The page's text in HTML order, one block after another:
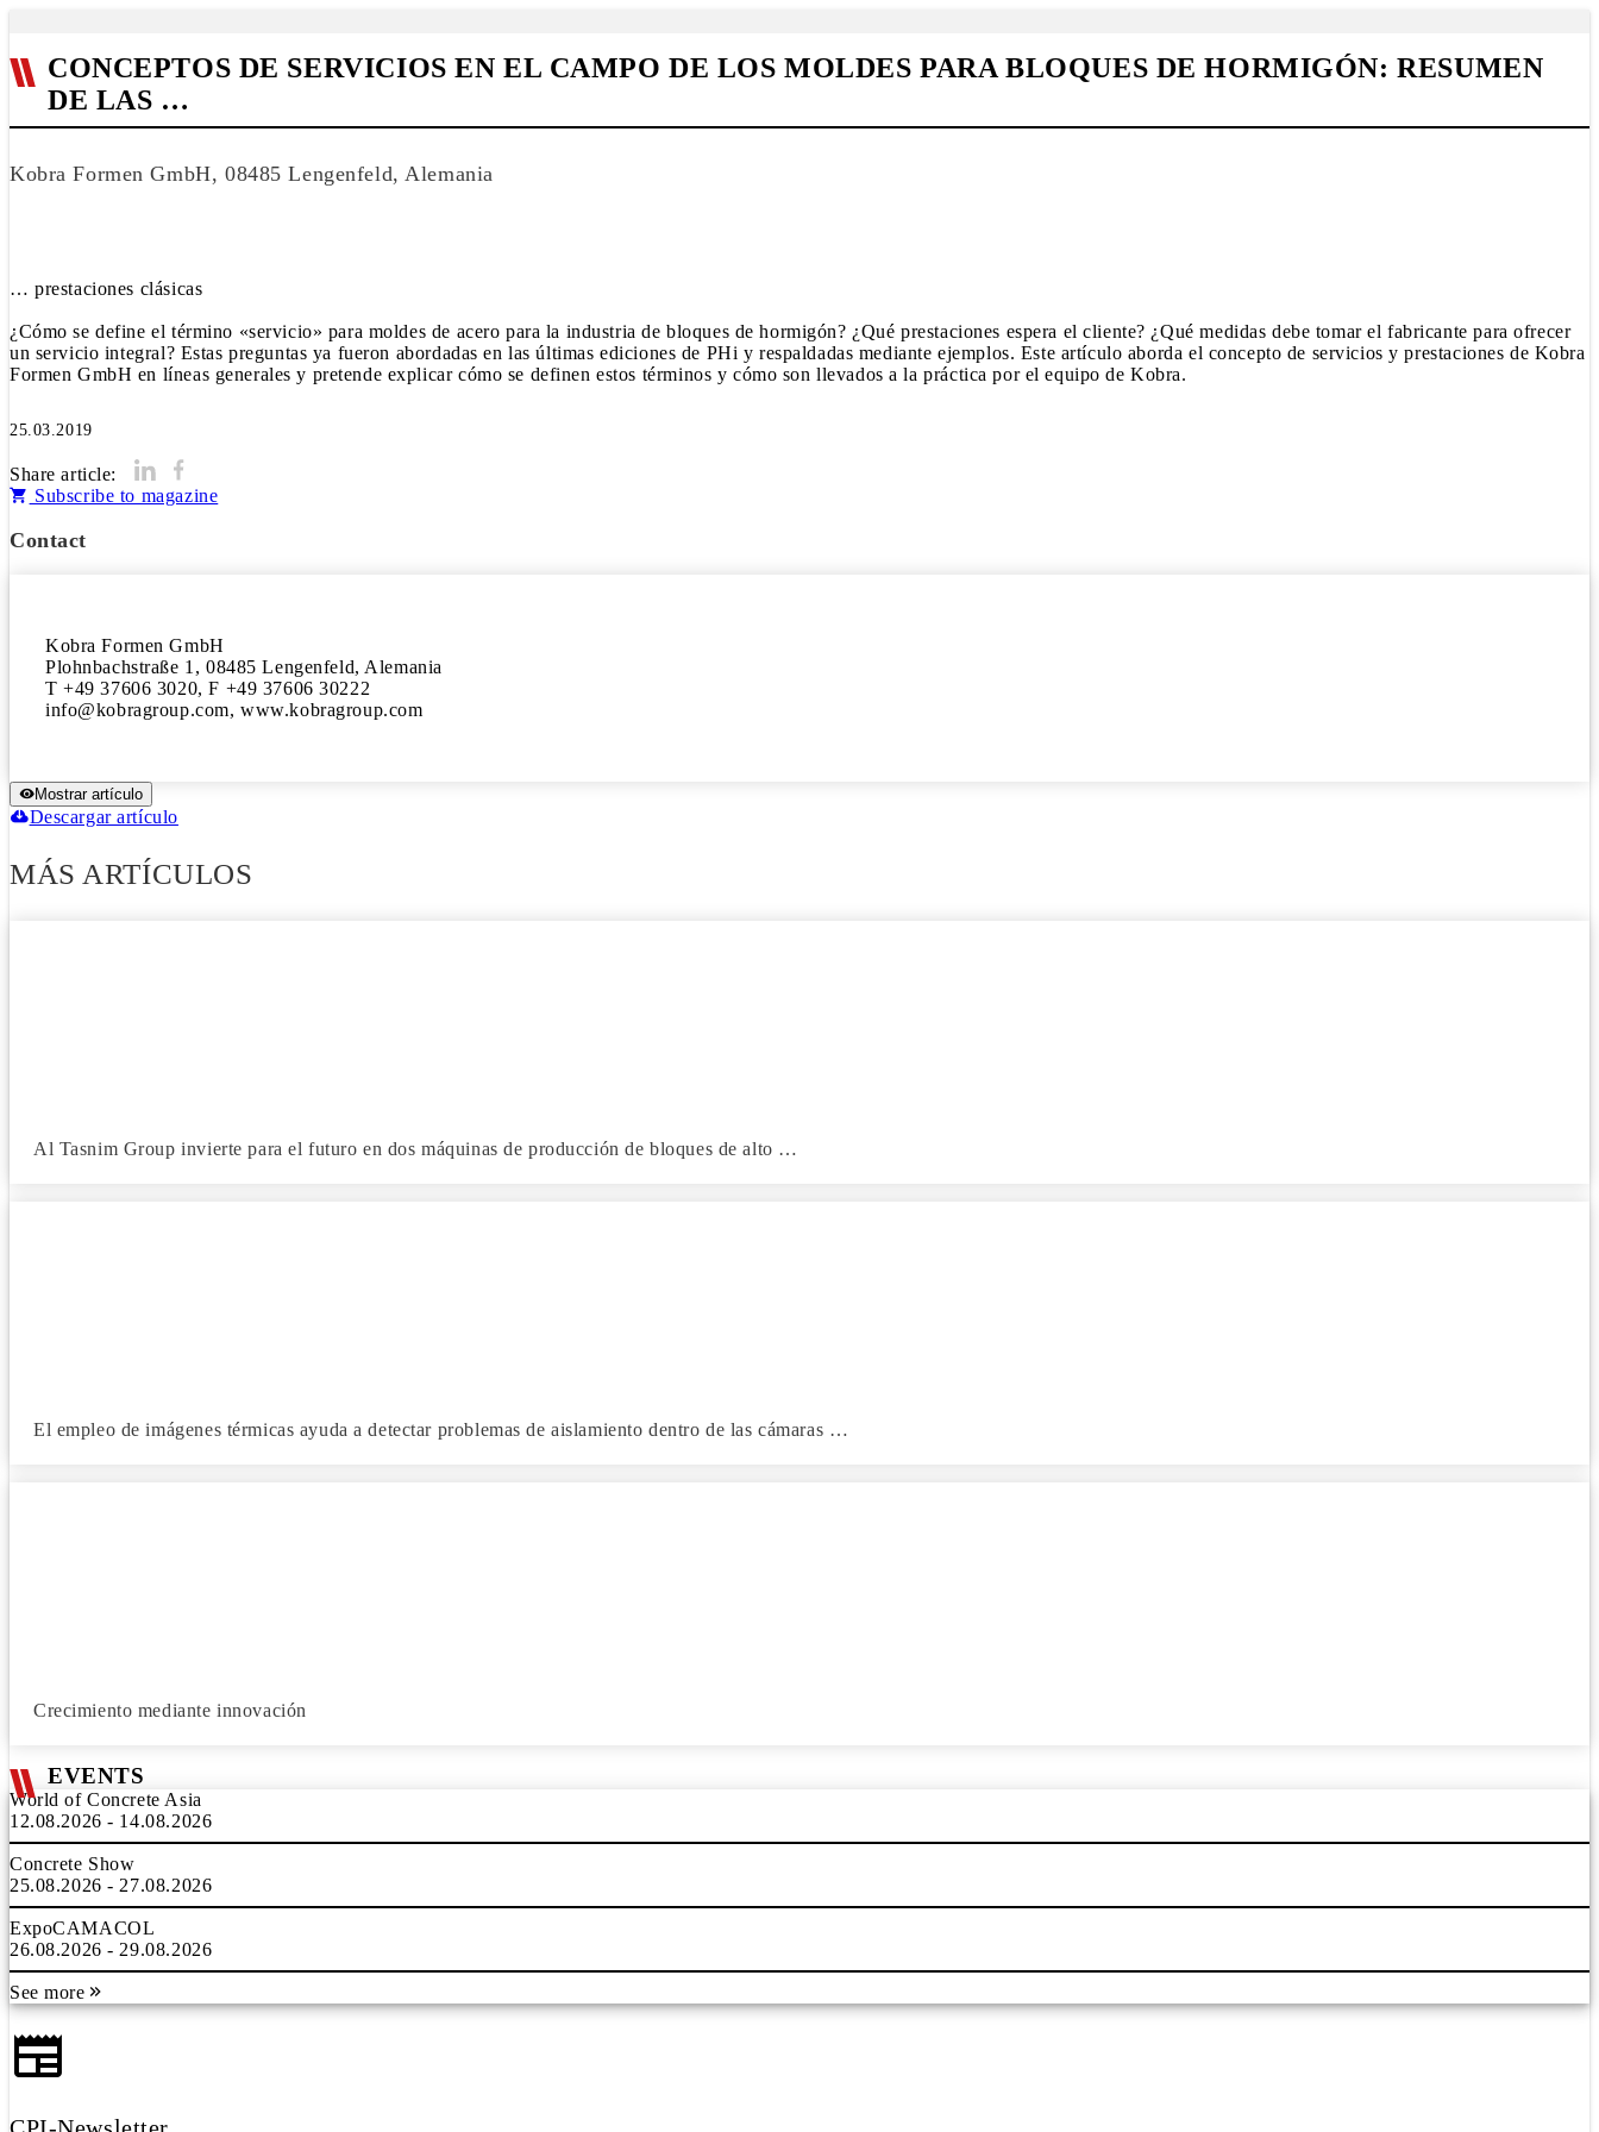
CONCEPTOS DE SERVICIOS EN EL CAMPO DE LOS MOLDES PARA BLOQUES DE HORMIGÓN: RESUMEN
DE LAS …
Kobra Formen GmbH, 08485 Lengenfeld, Alemania
… prestaciones clásicas
¿Cómo se define el término «servicio» para moldes de acero para la industria de bloques de hormigón? ¿Qué prestaciones espera el cliente? ¿Qué medidas debe tomar el fabricante para ofrecer
un servicio integral? Estas preguntas ya fueron abordadas en las últimas ediciones de PHi y respaldadas mediante ejemplos. Este artículo aborda el concepto de servicios y prestaciones de Kobra
Formen GmbH en líneas generales y pretende explicar cómo se definen estos términos y cómo son llevados a la práctica por el equipo de Kobra.
25.03.2019
Share article:
Subscribe to magazine
Contact
Kobra Formen GmbH
Plohnbachstraße 1, 08485 Lengenfeld, Alemania
T +49 37606 3020, F +49 37606 30222
info@kobragroup.com, www.kobragroup.com
Mostrar artículo
Descargar artículo
MÁS ARTÍCULOS
Al Tasnim Group invierte para el futuro en dos máquinas de producción de bloques de alto …
El empleo de imágenes térmicas ayuda a detectar problemas de aislamiento dentro de las cámaras …
Crecimiento mediante innovación
EVENTS
World of Concrete Asia
12.08.2026 - 14.08.2026
Concrete Show
25.08.2026 - 27.08.2026
ExpoCAMACOL
26.08.2026 - 29.08.2026
See more